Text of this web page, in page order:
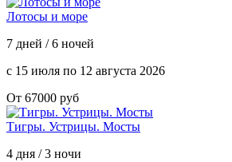
Лотосы и море
7 дней / 6 ночей
с 15 июля по 12 августа 2026
От 67000 руб
Тигры. Устрицы. Мосты
4 дня / 3 ночи